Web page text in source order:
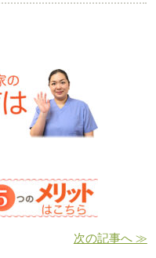
次の記事へ ≫